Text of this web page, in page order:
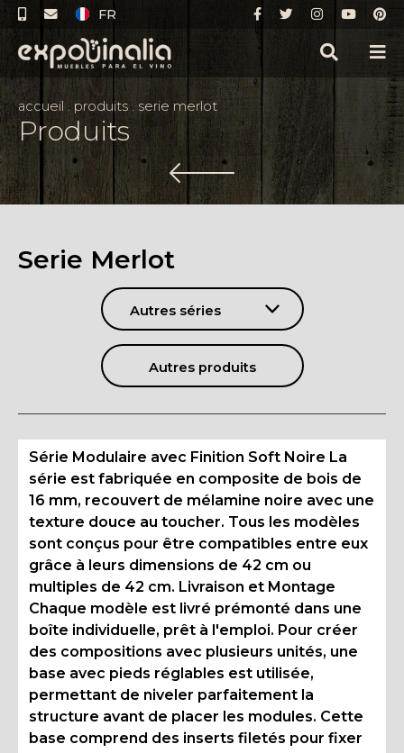
FR
accueil . produits. serie merlot
Produits
Serie Merlot
Autres séries
Autres produits
Série Modulaire avec Finition Soft Noire La
série est fabriquée en composite de bois de
16 mm, recouvert de mélamine noire avec une
texture douce au toucher. Tous les modèles
sont conçus pour être compatibles entre eux
grâce à leurs dimensions de 42 cm ou
multiples de 42 cm. Livraison et Montage
Chaque modèle est livré prémonté dans une
boîte individuelle, prêt à l'emploi. Pour créer
des compositions avec plusieurs unités, une
base avec pieds réglables est utilisée,
permettant de niveler parfaitement la
structure avant de placer les modules. Cette
base comprend des inserts filetés pour fixer